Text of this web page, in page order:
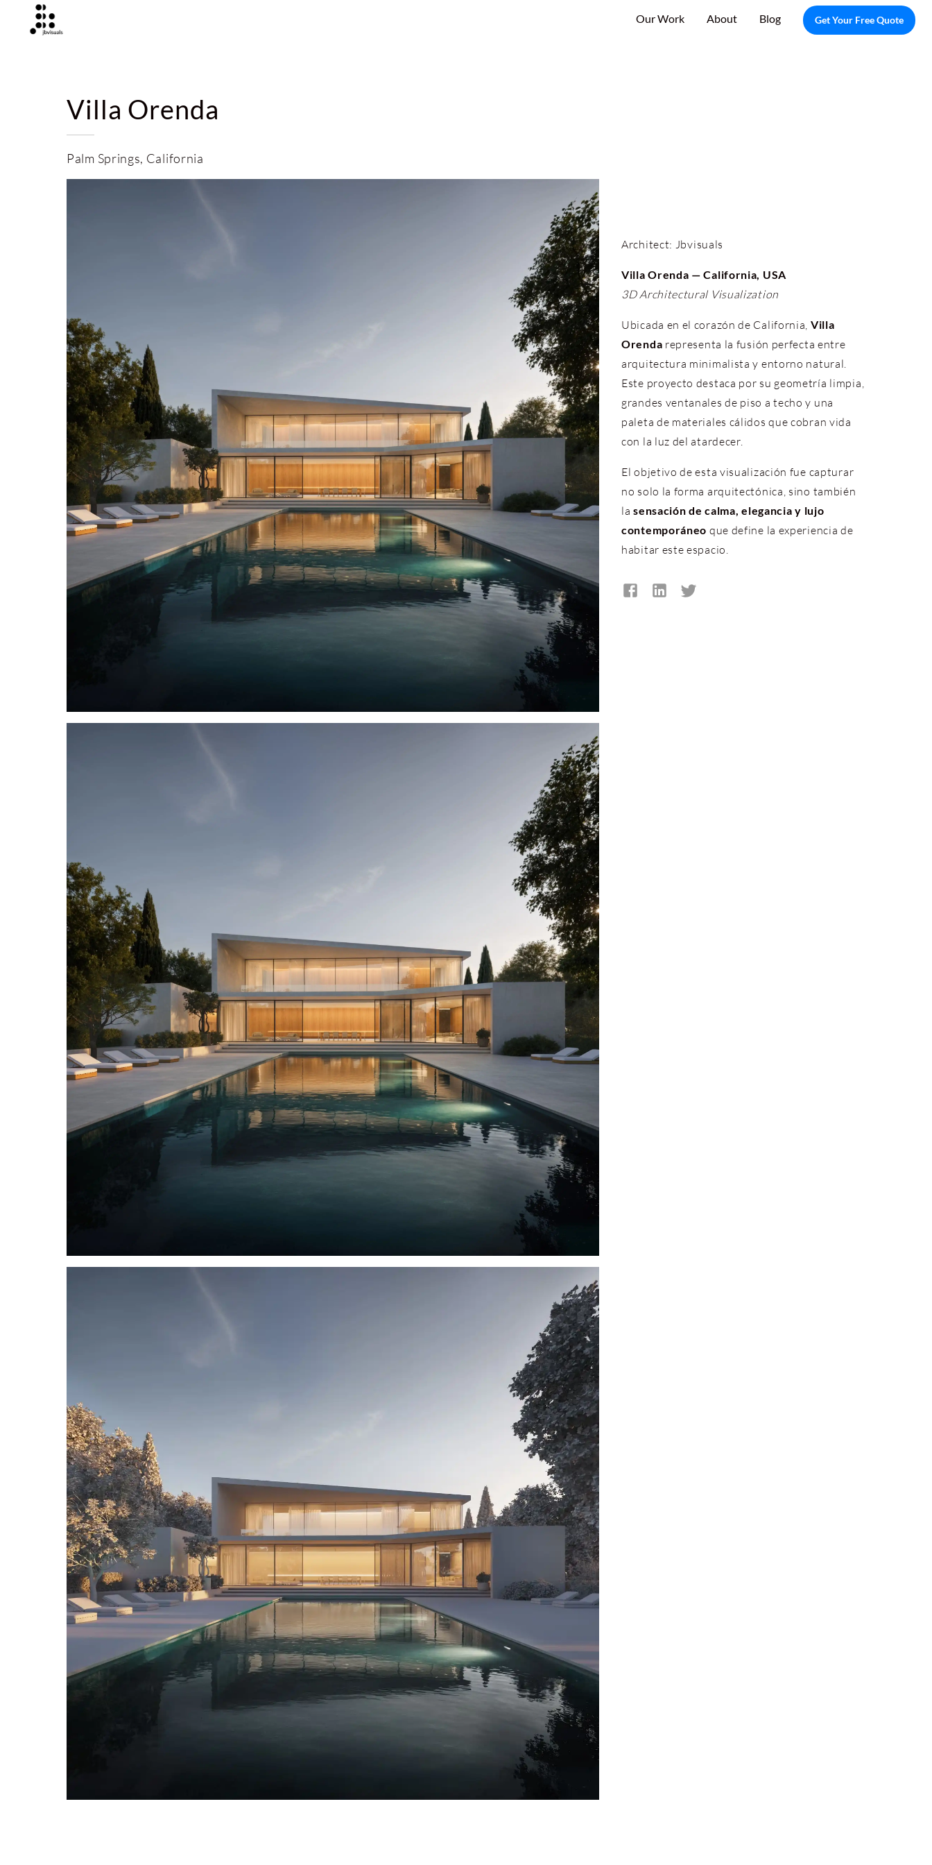
Our Work About Blog Get Your Free Quote
Villa Orenda
Palm Springs, California
Architect: Jbvisuals
Villa Orenda — California, USA
3D Architectural Visualization
Ubicada en el corazón de California, Villa
Orenda representa la fusión perfecta entre
arquitectura minimalista y entorno natural.
Este proyecto destaca por su geometría limpia,
grandes ventanales de piso a techo y una
paleta de materiales cálidos que cobran vida
con la luz del atardecer.
El objetivo de esta visualización fue capturar
no solo la forma arquitectónica, sino también
lasensación de calma, elegancia y lujo
contemporáneo que define la experiencia de
habitar este espacio.